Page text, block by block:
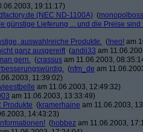
19:11:17)
(NEC ND-1100A) (monopolboss
günstige Lieferung ... und die Preise sind
auswahlreiche Produkte. (!neo! am
ganz ausgereift (andii33 am
gern. (crassus am 11.06.2003,
(nfm_de am
11:39:02)
am 11.06.2003, 12:49:32)
am 11.06.2003, 13:33:49)
Produkte (kramerhaine am 11.06.2003,
14:43:23)
(hobbez am 11.06.2003,